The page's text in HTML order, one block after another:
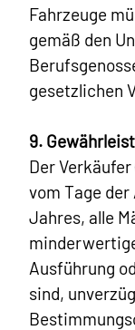
Fahrzeuge
gemäß den
gesetzlichen
9.
Der
vom Tage
Jahres, alle
Ausführung
sind,